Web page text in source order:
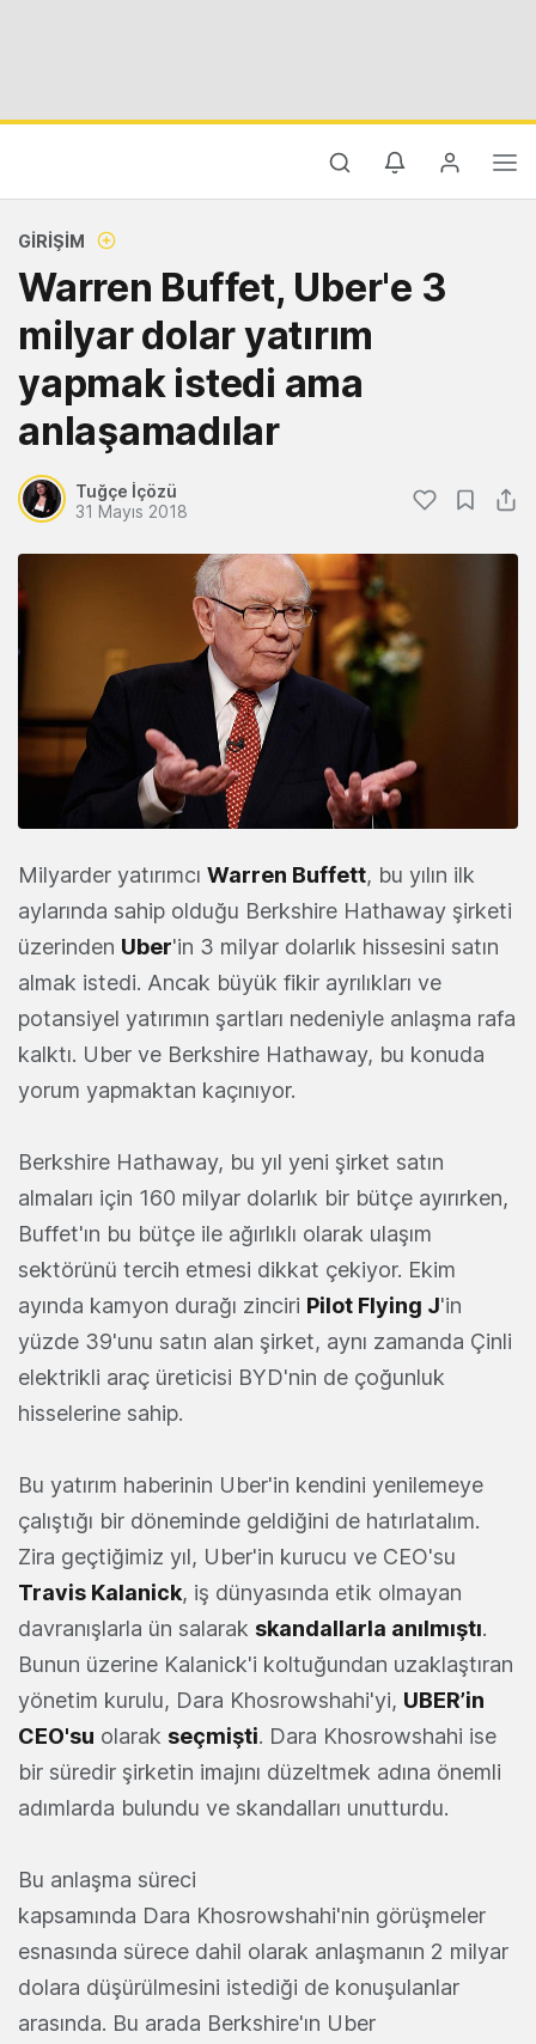
GIRIŞIM
Warren Buffet, Uber'e 3
milyar dolar yatırım
yapmak istedi ama
anlaşamadılar
Tuğçe İçözü
31 Mayıs 2018
Milyarder yatırımcı Warren Buffett, bu yılın ilk
aylarında sahip olduğu Berkshire Hathaway şirketi
üzerinden Uber'in 3 milyar dolarlık hissesini satın
almak istedi. Ancak büyük fikir ayrılıkları ve
potansiyel yatırımın şartları nedeniyle anlaşma rafa
kalktı. Uber ve Berkshire Hathaway, bu konuda
yorum yapmaktan kaçınıyor.
Berkshire Hathaway, bu yıl yeni şirket satın
almaları için 160 milyar dolarlık bir bütçe ayırırken,
Buffet'ın bu bütçe ile ağırlıklı olarak ulaşım
sektörünü tercih etmesi dikkat çekiyor. Ekim
ayında kamyon durağı zinciri Pilot Flying J'in
yüzde 39'unu satın alan şirket, aynı zamanda Çinli
elektrikli araç üreticisi BYD'nin de çoğunluk
hisselerine sahip.
Bu yatırım haberinin Uber'in kendini yenilemeye
çalıştığı bir döneminde geldiğini de hatırlatalım.
Zira geçtiğimiz yıl, Uber'in kurucu ve CEO'su
Travis Kalanick, iş dünyasında etik olmayan
davranışlarla ün salarak skandallarla anılmıştı.
Bunun üzerine Kalanick'i koltuğundan uzaklaştıran
yönetim kurulu, Dara Khosrowshahi'yi, UBER’in
CEO'su olarak seçmişti. Dara Khosrowshahi ise
bir süredir şirketin imajını düzeltmek adına önemli
adımlarda bulundu ve skandalları unutturdu.
Bu anlaşma süreci
kapsamında Dara Khosrowshahi'nin görüşmeler
esnasında sürece dahil olarak anlaşmanın 2 milyar
dolara düşürülmesini istediği de konuşulanlar
arasında. Bu arada Berkshire'ın Uber